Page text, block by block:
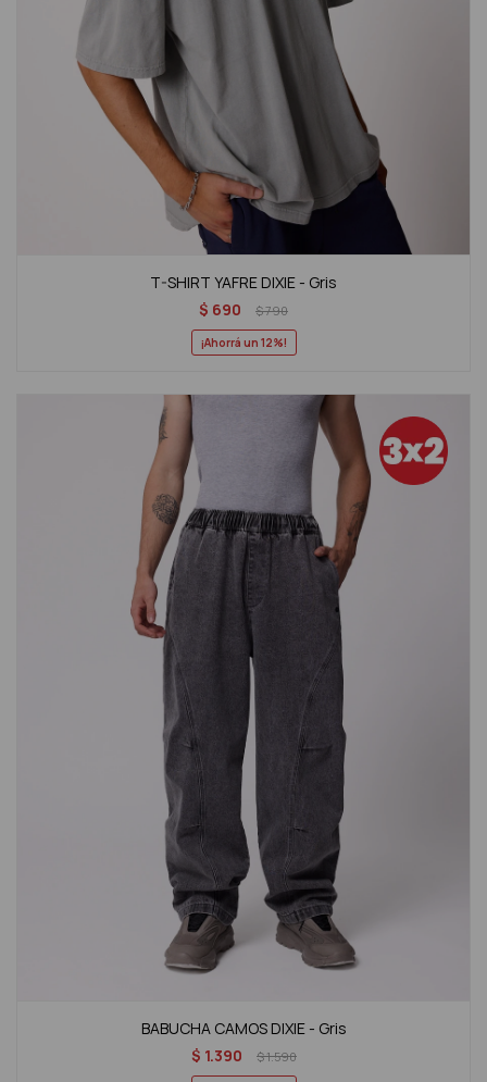
T-SHIRT YAFRE DIXIE - Gris
$ 690 $790
12
BABUCHA CAMOS DIXIE - Gris
$ 1.390 $1.590